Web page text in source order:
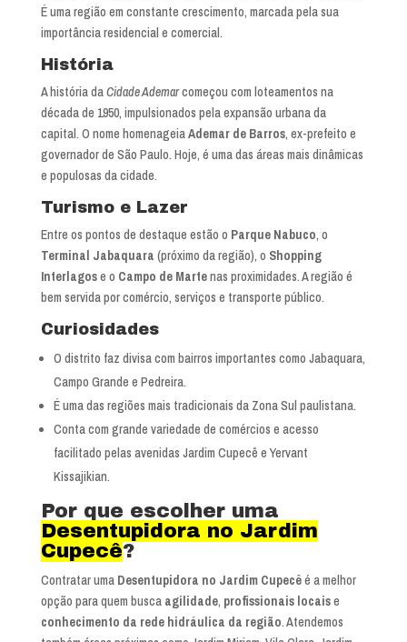
É uma região em constante crescimento, marcada pela sua
importância residencial e comercial.
História
A história daCidade Ademarcomeçou com loteamentos na
década de 1950, impulsionados pela expansão urbana da
capital. O nome homenageiaAdemar de Barros, ex-prefeito e
governador de São Paulo. Hoje, é uma das áreas mais dinâmicas
e populosas da cidade.
Turismo e Lazer
Entre os pontos de destaque estão o Parque Nabuco, o
Terminal Jabaquara (próximo da região), o Shopping
Interlagose o Campo de Martenas proximidades. A região é
bem servida por comércio, serviços e transporte público.
Curiosidades
O distrito faz divisa com bairros importantes como Jabaquara,
Campo Grande e Pedreira.
É uma das regiões mais tradicionais da Zona Sul paulistana.
Conta com grande variedade de comércios e acesso
facilitado pelas avenidas Jardim Cupecê e Yervant
Kissajikian.
Por que escolher uma
Desentupidora no Jardim
Cupecê?
Contratar uma Desentupidora no Jardim Cupecêé a melhor
opção para quem busca agilidade, profissionais locaise
conhecimento da rede hidráulica da região. Atendemos